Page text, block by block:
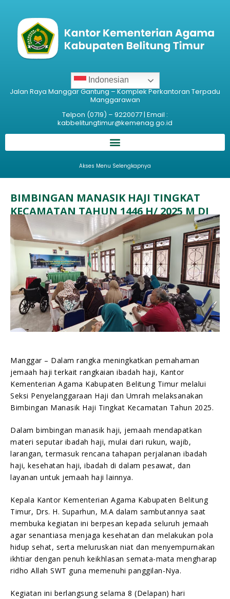
Jalan Raya Manggar Gantung – Komplek Perkantoran Terpadu
Manggarawan
Telpon (0719) – 9220077 | Email :
kabbelitungtimur@kemenag.go.id
Indonesian
Akses Menu Selengkapnya
BIMBINGAN MANASIK HAJI TINGKAT
KECAMATAN TAHUN 1446 H/ 2025 M DI
KABUPATEN BELITUNG TIMUR
Humas Kemenag Beltim 11/04/2025
Manggar– Dalam rangka meningkatkan pemahaman
jemaah haji terkait rangkaian ibadah haji, Kantor
Kementerian Agama Kabupaten Belitung Timur melalui
Seksi Penyelanggaraan Haji dan Umrah melaksanakan
Bimbingan Manasik Haji Tingkat Kecamatan Tahun 2025.
Dalam bimbingan manasik haji, jemaah mendapatkan
materi seputar ibadah haji, mulai dari rukun, wajib,
larangan, termasuk rencana tahapan perjalanan ibadah
haji, kesehatan haji, ibadah di dalam pesawat, dan
layanan untuk jemaah haji lainnya.
Kepala Kantor Kementerian Agama Kabupaten Belitung
Timur, Drs. H. Suparhun, M.A dalam sambutannya saat
membuka kegiatan ini berpesan kepada seluruh jemaah
agar senantiasa menjaga kesehatan dan melakukan pola
hidup sehat, serta meluruskan niat dan menyempurnakan
ikhtiar dengan penuh keikhlasan semata-mata mengharap
ridho Allah SWT guna memenuhi panggilan-Nya.
Kegiatan ini berlangsung selama 8 (Delapan) hari